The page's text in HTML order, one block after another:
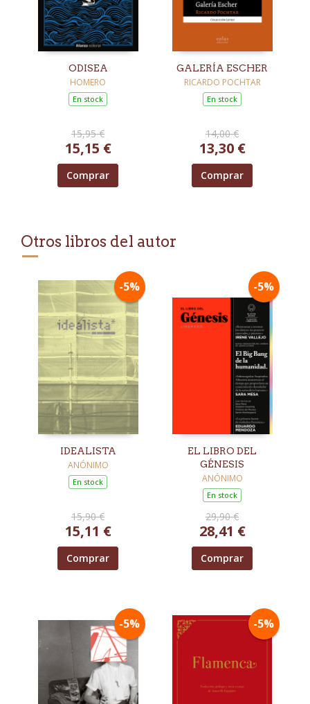
ODISEA
HOMERO
En stock
15,95 €
15,15 €
Comprar
GALERÍA ESCHER
RICARDO POCHTAR
En stock
14,00 €
13,30 €
Comprar
Otros libros del autor
-5%
IDEALISTA
ANÓNIMO
En stock
15,90 €
15,11 €
Comprar
-5%
EL LIBRO DEL
GÉNESIS
ANÓNIMO
En stock
29,90 €
28,41 €
Comprar
-5% -5%